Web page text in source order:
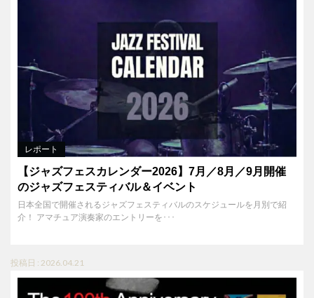
レポート
【ジャズフェスカレンダー2026】7月／8月／9月開催
のジャズフェスティバル＆イベント
日本全国で開催されるジャズフェスティバルのスケジュールを月別で紹
介！ アマチュア演奏家のエントリーを･･･
投稿日 : 2026.04.21